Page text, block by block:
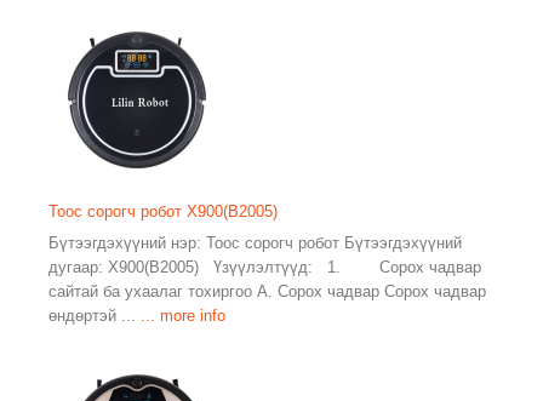
Тоос сорогч робот X900(B2005)
Бүтээгдэхүүний нэр: Тоос сорогч робот Бүтээгдэхүүний
дугаар: X900(B2005) Үзүүлэлтүүд: 1. Сорох чадвар
сайтай ба ухаалаг тохиргоо А. Сорох чадвар Сорох чадвар
өндөртэй ...
... more info